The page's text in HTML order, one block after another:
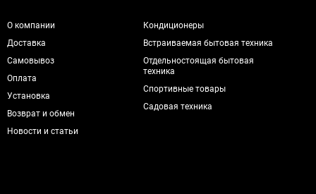
О компании
Доставка
Самовывоз
Оплата
Установка
Возврат и обмен
Новости и статьи
Кондиционеры
Встраиваемая бытовая техника
Отдельностоящая бытовая
техника
Спортивные товары
Садовая техника